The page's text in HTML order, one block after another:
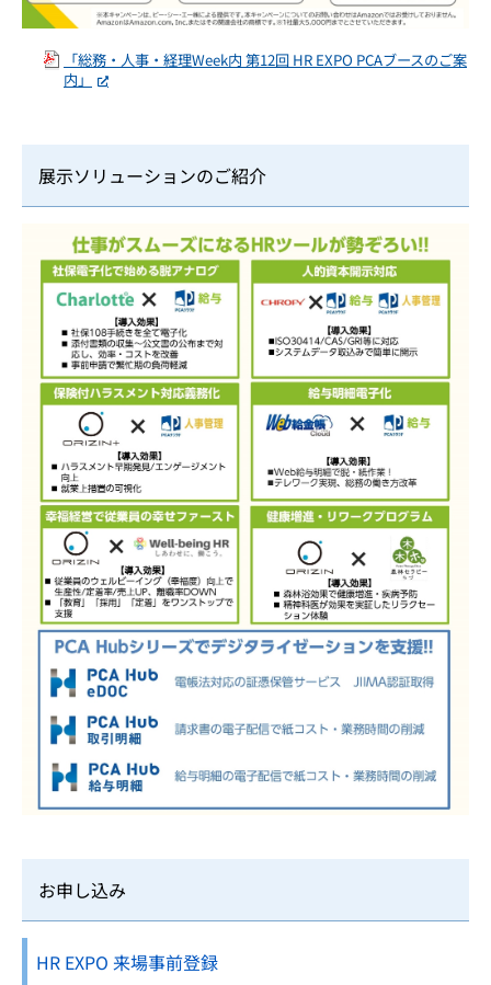
「総務・人事・経理Week内 第12回 HR EXPO PCAブースのご案
内」
展示ソリューションのご紹介
お申し込み
HR EXPO 来場事前登録